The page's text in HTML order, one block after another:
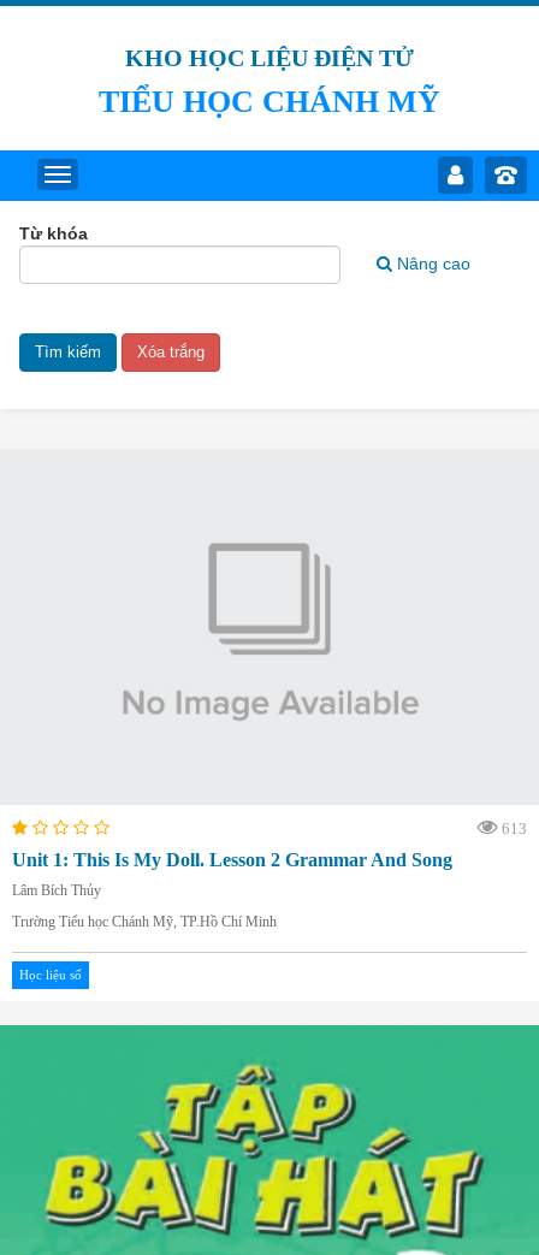
KHO HỌC LIỆU ĐIỆN TỬ
TIỂU HỌC CHÁNH MỸ
Từ khóa
Nâng cao
613
Unit 1: This Is My Doll. Lesson 2 Grammar And Song
Lâm Bích Thủy
Trường Tiểu học Chánh Mỹ, TP.Hồ Chí Minh
Học liệu số